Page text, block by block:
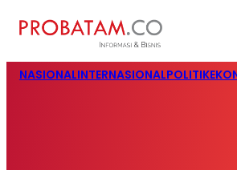
NASIONALINTERNASIONALPOLITIK